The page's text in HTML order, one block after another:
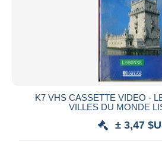
K7 VHS CASSETTE VIDEO -
VILLES DU MONDE
± 3,47